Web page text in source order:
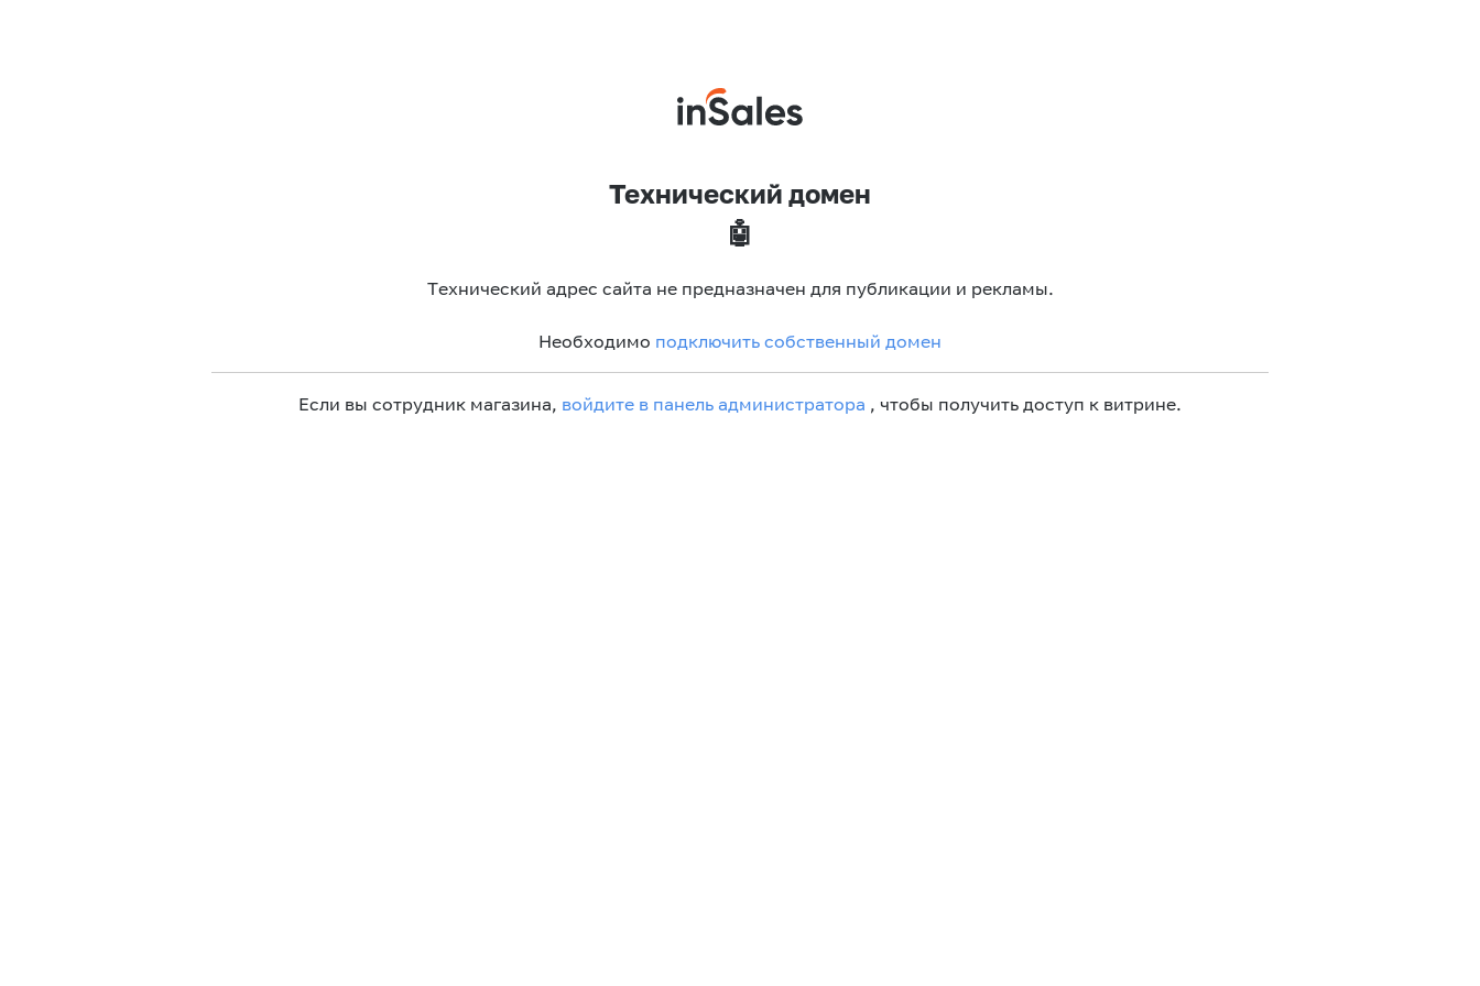
Технический домен
🤖
Технический адрес сайта не предназначен для публикации и рекламы.
Необходимо подключить собственный домен
Если вы сотрудник магазина, войдите в панель администратора , чтобы получить доступ к витрине.